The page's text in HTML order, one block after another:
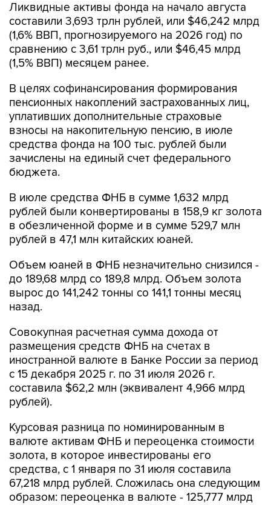
Ликвидные активы фонда на начало августа
составили 3,693 трлн рублей, или $46,242 млрд
(1,6% ВВП, прогнозируемого на 2026 год) по
сравнению с 3,61 трлн руб., или $46,45 млрд
(1,5% ВВП) месяцем ранее.
В целях софинансирования формирования
пенсионных накоплений застрахованных лиц,
уплативших дополнительные страховые
взносы на накопительную пенсию, в июле
средства фонда на 100 тыс. рублей были
зачислены на единый счет федерального
бюджета.
В июле средства ФНБ в сумме 1,632 млрд
рублей были конвертированы в 158,9 кг золота
в обезличенной форме и в сумме 529,7 млн
рублей в 47,1 млн китайских юаней.
Объем юаней в ФНБ незначительно снизился -
до 189,68 млрд со 189,8 млрд. Объем золота
вырос до 141,242 тонны со 141,1 тонны месяц
назад.
Совокупная расчетная сумма дохода от
размещения средств ФНБ на счетах в
иностранной валюте в Банке России за период
с 15 декабря 2025 г. по 31 июля 2026 г.
составила $62,2 млн (эквивалент 4,966 млрд
рублей).
Курсовая разница по номинированным в
валюте активам ФНБ и переоценка стоимости
золота, в которое инвестированы его
средства, с 1 января по 31 июля составила
67,218 млрд рублей. Сложилась она следующим
образом: переоценка в валюте - 125,777 млрд